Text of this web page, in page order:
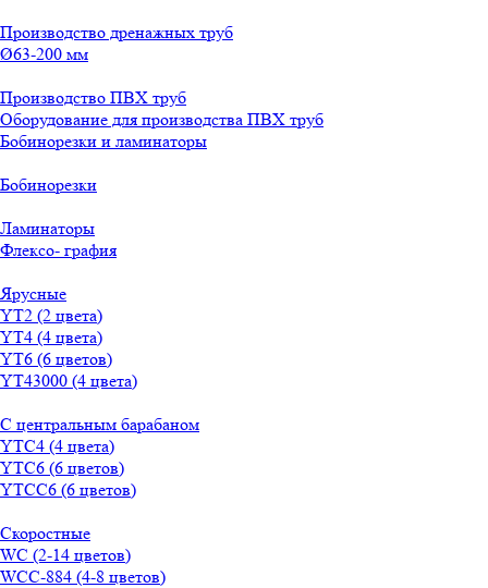
Производство дренажных труб
Ø63-200 мм
Производство ПВХ труб
Оборудование для производства ПВХ труб
Бобинорезки и ламинаторы
Бобинорезки
Ламинаторы
Флексо- графия
Ярусные
YT2 (2 цвета)
YT4 (4 цвета)
YT6 (6 цветов)
YT43000 (4 цвета)
С центральным барабаном
YТС4 (4 цвета)
YТС6 (6 цветов)
YТСC6 (6 цветов)
Скоростные
WС (2-14 цветов)
WСС-884 (4-8 цветов)